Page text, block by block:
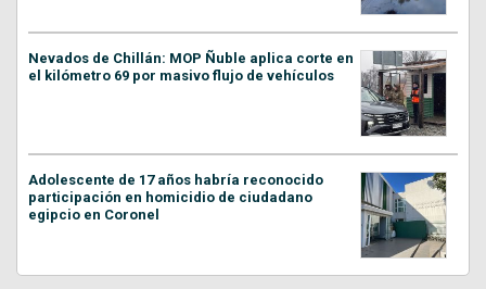
Nevados de Chillán: MOP Ñuble aplica corte en
el kilómetro 69 por masivo flujo de vehículos
Adolescente de 17 años habría reconocido
participación en homicidio de ciudadano
egipcio en Coronel